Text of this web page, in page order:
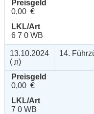
Preisgeld
0,00 €
LKL/Art
6 7 0 WB
13.10.2024
( n)
14.
Preisgeld
0,00 €
LKL/Art
7 0 WB